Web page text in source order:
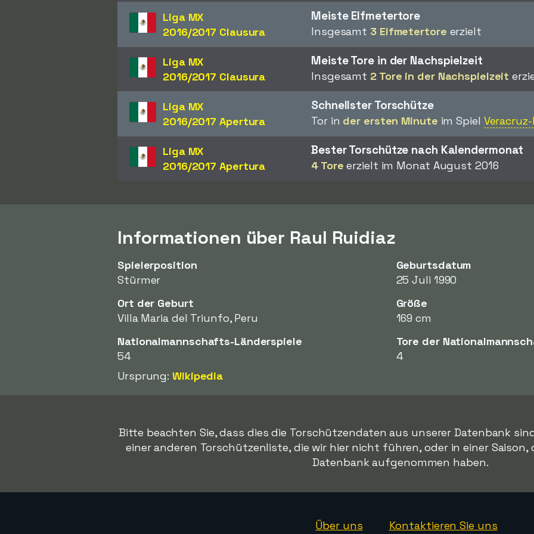
Liga MX
2016/2017 Clausura
Meiste Elfmetertore
Insgesamt 3 Elfmetertore erzielt
Liga MX
2016/2017 Clausura
Meiste Tore in der Nachspielzeit
Insgesamt 2 Tore in der Nachspielzeit
Liga MX
2016/2017 Apertura
Schnellster Torschütze
Tor in der ersten Minute im Spiel
Liga MX
2016/2017 Apertura
Bester Torschütze nach Kalendermonat
4 Tore erzielt im Monat August 2016
Informationen über Raul Ruidiaz
Spielerposition
Stürmer
Geburtsdatum
25 Juli 1990
Ort der Geburt
Villa Maria del Triunfo, Peru
Größe
169 cm
Nationalmannschafts-Länderspiele
54
Tore der
4
Ursprung: Wikipedia
Bitte beachten Sie, dass dies die Torschützendaten aus unserer Datenbank
einer anderen Torschützenliste, die wir hier nicht führen, oder in einer
Datenbank aufgenommen haben.
Über uns Kontaktieren Sie uns